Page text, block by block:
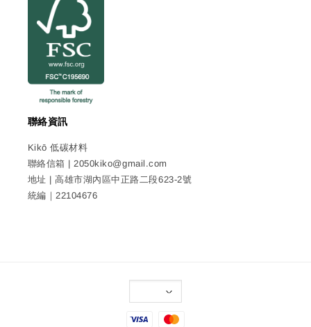
聯絡資訊
Kikō 低碳材料
聯絡信箱 | 2050kiko@gmail.com
地址 | 高雄市湖內區中正路二段623-2號
統編｜22104676